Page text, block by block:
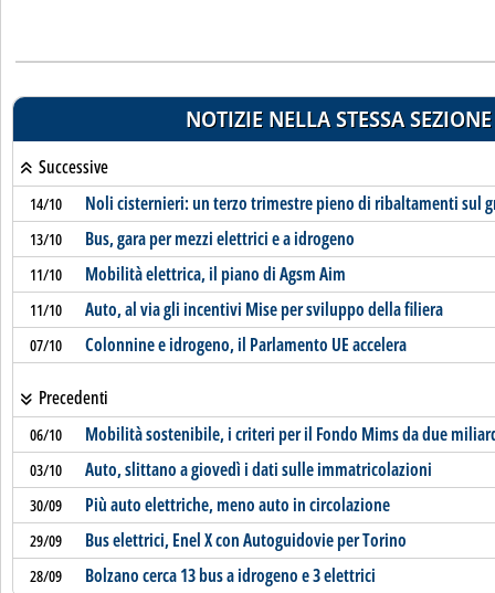
NOTIZIE NELLA STESSA SEZIONE
Successive
14/10 Noli cisternieri: un terzo trimestre pieno di ribaltamenti sul
13/10 Bus, gara per mezzi elettrici e a idrogeno
11/10 Mobilità elettrica, il piano di Agsm Aim
11/10 Auto, al via gli incentivi Mise per sviluppo della filiera
07/10 Colonnine e idrogeno, il Parlamento UE accelera
Precedenti
06/10 Mobilità sostenibile, i criteri per il Fondo Mims da due
03/10 Auto, slittano a giovedì i dati sulle immatricolazioni
30/09 Più auto elettriche, meno auto in circolazione
29/09 Bus elettrici, Enel X con Autoguidovie per Torino
28/09 Bolzano cerca 13 bus a idrogeno e 3 elettrici